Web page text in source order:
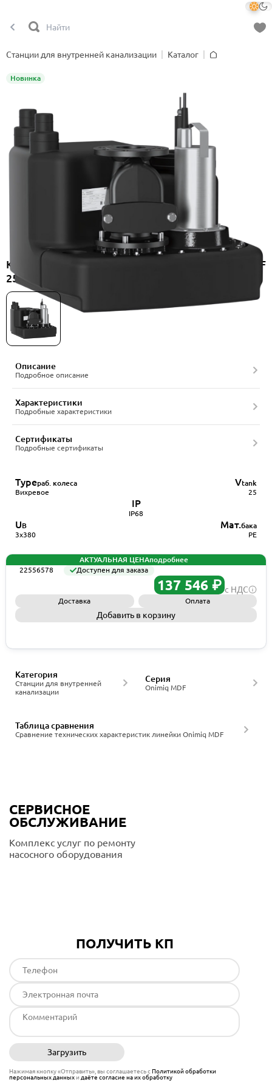
Станции для внутренней канализации
Каталог
Канализационная насосная станция Onimiq MDF
25-11/380-1ACC-50/4A, артикул 22556578
Новинка
Описание
Подробное описание
Характеристики
Подробные характеристики
Сертификаты
Подробные сертификаты
Typeраб. колеса
Вихревое
Vtank
25
UВ
3х380
Мат.бака
PE
IP
IP68
АКТУАЛЬНАЯ ЦЕНАподробнее
22556578
Доступен для заказа
137 546 ₽ с НДС
Доставка Оплата
Добавить в корзину
Станции для внутренней
канализации
Категория
Onimiq MDF
Серия
Сравнение технических характеристик линейки Onimiq MDF
Таблица сравнения
СЕРВИСНОЕ
ОБСЛУЖИВАНИЕ
Комплекс услуг по ремонту
насосного оборудования
ПОЛУЧИТЬ КП
Загрузить
Нажимая кнопку «Отправить», вы соглашаетесь сПолитикой обработки
персональных данныхи даёте согласие на их обработку